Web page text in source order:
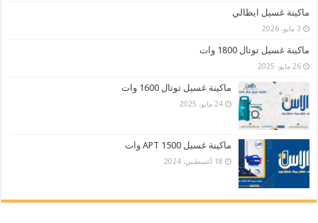
ماكينة غسيل ايطالي
3 مايو، 2026
ماكينة غسيل توتال 1800 وات
26 مايو، 2025
ماكينة غسيل توتال 1600 وات
24 مايو، 2025
ماكينة غسيل APT 1500 وات
18 أغسطس، 2024